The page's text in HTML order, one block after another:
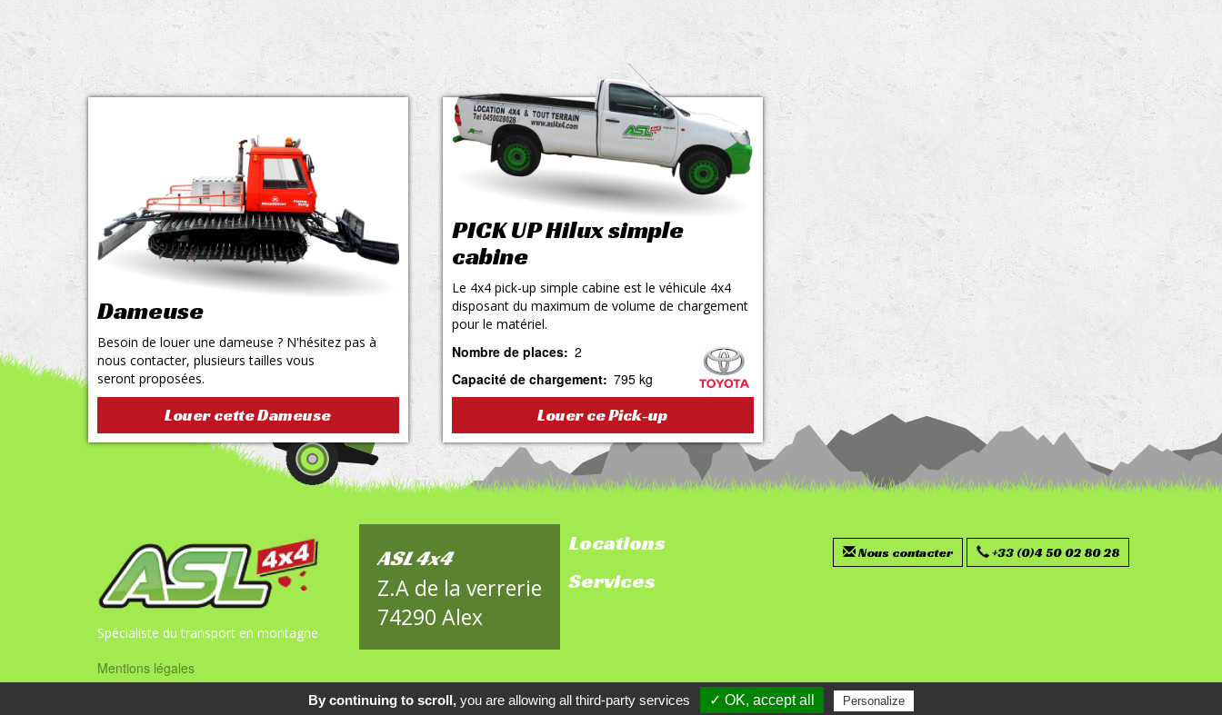
Dameuse
Besoin de louer une dameuse ? N'hésitez pas à
nous contacter, plusieurs tailles vous
seront proposées.
Louer cetteDameuse
PICK UP Hilux simple
cabine
Le 4x4 pick-up simple cabine est le véhicule 4x4
disposant du maximum de volume de chargement
pour le matériel.
Nombre de places 2
Capacité de chargement 795 kg
Louer ce Pick-up
ASL 4x4
Z.A de la verrerie
74290 Alex
footer-
sitemap
Locations
Services
Nous contacter +33 (0)4 50 02 80 28
Menu
Mentions légales
By continuing to scroll,you are allowing all third-party services ✓ OK, accept all Personalize